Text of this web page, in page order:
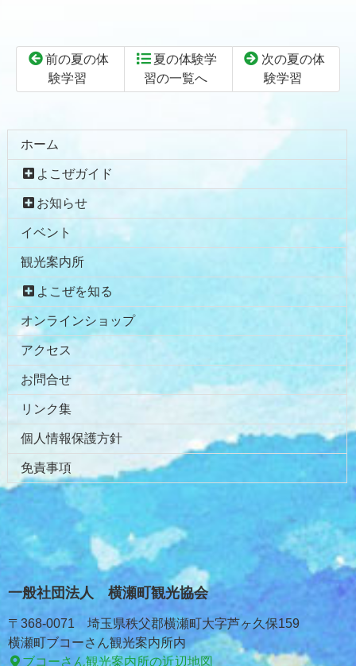
前の夏の体
験学習
夏の体験学
習の一覧へ
次の夏の体
験学習
ン
文
へ
戻
る
の
へ
ホーム
よこぜガイド
お知らせ
イベント
観光案内所
よこぜを知る
オンラインショップ
アクセス
お問合せ
リンク集
個人情報保護方針
免責事項
一般社団法人 横瀬町観光協会
〒368-0071 埼玉県秩父郡横瀬町大字芦ヶ久保159
横瀬町ブコーさん観光案内所内
ブコーさん観光案内所の近辺地図